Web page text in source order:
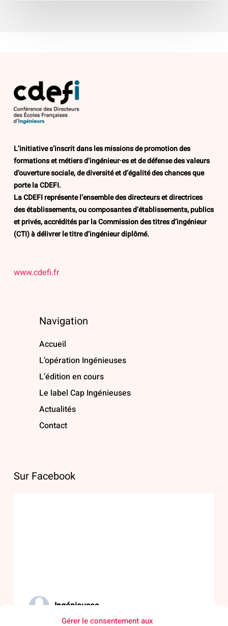
Gérer le consentement aux
L’initiative s’inscrit dans les missions de promotion des
formations et métiers d’ingénieur·es et de défense des valeurs
d’ouverture sociale, de diversité et d’égalité des chances que
porte la CDEFI.
La CDEFI représente l’ensemble des directeurs et directrices
des établissements, ou composantes d’établissements, publics
et privés, accrédités par la Commission des titres d’ingénieur
(CTI) à délivrer le titre d’ingénieur diplômé.
www.cdefi.fr
Navigation
Accueil
L’opération Ingénieuses
L’édition en cours
Le label Cap Ingénieuses
Actualités
Contact
Sur Facebook
Ingénieuses